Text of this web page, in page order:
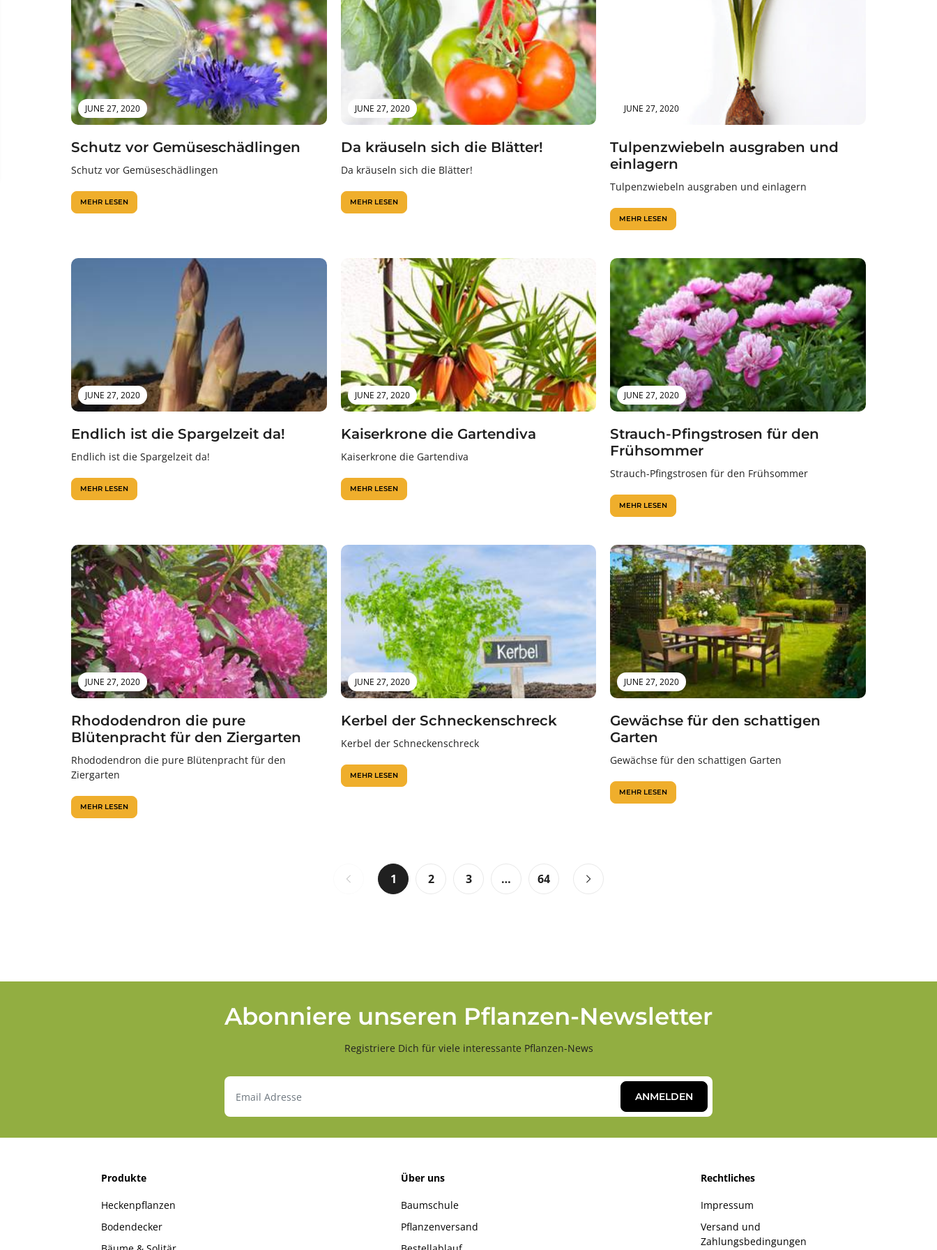
JUNE 27, 2020
Schutz vor Gemüseschädlingen
Schutz vor Gemüseschädlingen
MEHR LESEN
JUNE 27, 2020
Da kräuseln sich die Blätter!
Da kräuseln sich die Blätter!
MEHR LESEN
JUNE 27, 2020
Tulpenzwiebeln ausgraben und
einlagern
Tulpenzwiebeln ausgraben und einlagern
MEHR LESEN
JUNE 27, 2020
Endlich ist die Spargelzeit da!
Endlich ist die Spargelzeit da!
MEHR LESEN
JUNE 27, 2020
Kaiserkrone die Gartendiva
Kaiserkrone die Gartendiva
MEHR LESEN
JUNE 27, 2020
Strauch-Pfingstrosen für den
Frühsommer
Strauch-Pfingstrosen für den Frühsommer
MEHR LESEN
JUNE 27, 2020
Rhododendron die pure
Blütenpracht für den Ziergarten
Rhododendron die pure Blütenpracht für den
Ziergarten
MEHR LESEN
JUNE 27, 2020
Kerbel der Schneckenschreck
Kerbel der Schneckenschreck
MEHR LESEN
JUNE 27, 2020
Gewächse für den schattigen
Garten
Gewächse für den schattigen Garten
MEHR LESEN
1 2 3 … 64
Abonniere unseren Pflanzen-Newsletter
Registriere Dich für viele interessante Pflanzen-News
ANMELDEN
Produkte
Heckenpflanzen
Bodendecker
Über uns
Baumschule
Pflanzenversand
Rechtliches
Impressum
Versand und
Zahlungsbedingungen